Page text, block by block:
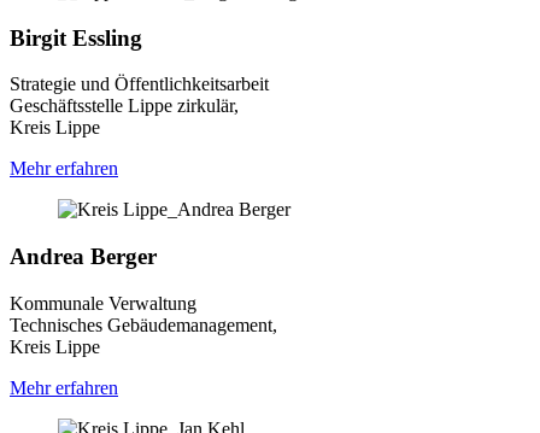
Birgit Essling
Strategie und Öffentlichkeitsarbeit
Geschäftsstelle Lippe zirkulär,
Kreis Lippe
Mehr erfahren
Andrea Berger
Kommunale Verwaltung
Technisches Gebäudemanagement,
Kreis Lippe
Mehr erfahren